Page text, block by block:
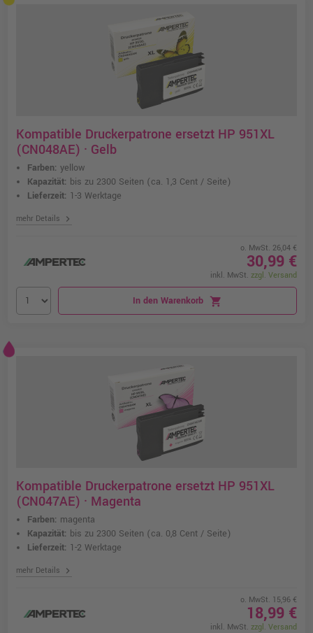
Kompatible Druckerpatrone ersetzt HP 951XL
(CN048AE) · Gelb
Farben: yellow
Kapazität: bis zu 2300 Seiten (ca. 1,3 Cent / Seite)
Lieferzeit: 1-3 Werktage
mehr Details chevron_right
o. MwSt. 26,04 €
30,99 €
inkl. MwSt. zzgl. Versand
In den Warenkorb shopping_cart
Kompatible Druckerpatrone ersetzt HP 951XL
(CN047AE) · Magenta
Farben: magenta
Kapazität: bis zu 2300 Seiten (ca. 0,8 Cent / Seite)
Lieferzeit: 1-2 Werktage
mehr Details chevron_right
o. MwSt. 15,96 €
18,99 €
inkl. MwSt. zzgl. Versand